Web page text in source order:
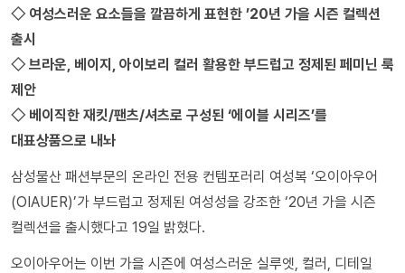
◇ 여성스러운 요소들을 깔끔하게 표현한 ’20년 가을 시즌 컬렉션
출시
◇ 브라운, 베이지, 아이보리 컬러 활용한 부드럽고 정제된 페미닌 룩
제안
◇ 베이직한 재킷/팬츠/셔츠로 구성된 ‘에이블 시리즈’를
대표상품으로 내놔
삼성물산 패션부문의 온라인 전용 컨템포러리 여성복 ‘오이아우어
(OIAUER)’가 부드럽고 정제된 여성성을 강조한 ‘20년 가을 시즌
컬렉션을 출시했다고 19일 밝혔다.
오이아우어는 이번 가을 시즌에 여성스러운 실루엣, 컬러, 디테일